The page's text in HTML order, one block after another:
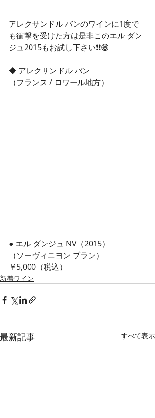
アレクサンドル バンのワインに1度で
も衝撃を受けた方は是非このエル ダン
ジュ2015もお試し下さい❗❗😁
◆ アレクサンドル バン
（フランス / ロワール地方）
● エル ダンジュ NV（2015）
（ソーヴィニヨン ブラン）
￥5,000（税込）
新着ワイン
最新記事 すべて表示